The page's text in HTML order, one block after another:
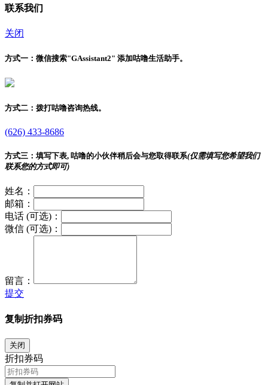
联系我们
关闭
方式一： 微信搜索"GAssistant2" 添加咕噜生活助手。
方式二： 拨打咕噜咨询热线。
(626) 433-8686
方式三： 填写下表, 咕噜的小伙伴稍后会与您取得联系(仅需填写您希望我们
联系您的方式即可)
姓名：
邮箱：
电话 (可选)：
微信 (可选)：
留言：
提交
复制折扣券码
关闭
折扣券码